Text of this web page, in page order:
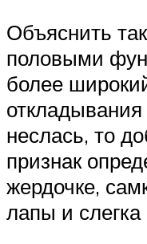
Объяснить
половыми
более
неслась, то
признак
жердочке,
лапы и слегка